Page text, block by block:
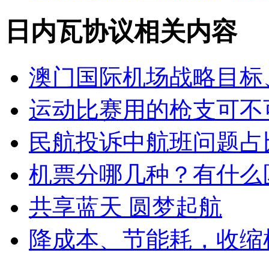
日内瓦协议相关内容
澳门国际机场战略目
运动比赛用的枪支可
民航投诉中航班问题
机票分哪几种？有什
共享蓝天 圆梦起航
降成本、节能耗，收